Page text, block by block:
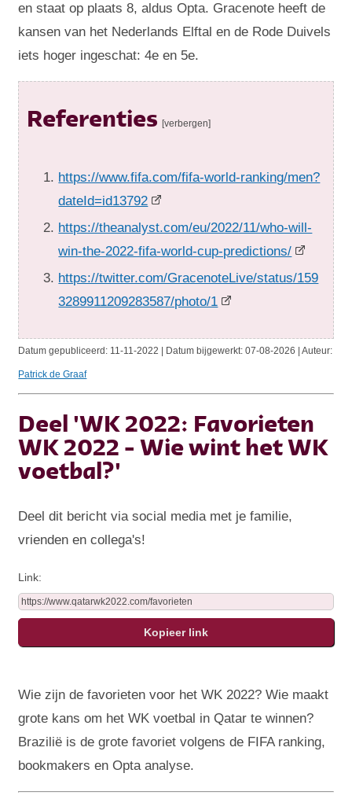
en staat op plaats 8, aldus Opta. Gracenote heeft de
kansen van het Nederlands Elftal en de Rode Duivels
iets hoger ingeschat: 4e en 5e.
Referenties [verbergen]
https://www.fifa.com/fifa-world-ranking/men?
dateId=id13792
https://theanalyst.com/eu/2022/11/who-will-
win-the-2022-fifa-world-cup-predictions/
https://twitter.com/GracenoteLive/status/159
3289911209283587/photo/1
Datum gepubliceerd: 11-11-2022 | Datum bijgewerkt:07-08-2026 | Auteur:
Patrick de Graaf
Deel 'WK 2022: Favorieten
WK 2022 - Wie wint het WK
voetbal?'
Deel dit bericht via social media met je familie,
vrienden en collega's!
Link:
Wie zijn de favorieten voor het WK 2022? Wie maakt
grote kans om het WK voetbal in Qatar te winnen?
Brazilië is de grote favoriet volgens de FIFA ranking,
bookmakers en Opta analyse.